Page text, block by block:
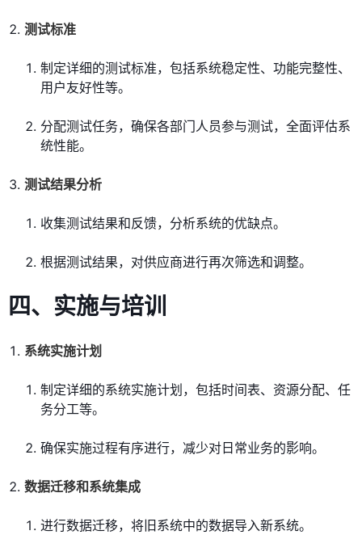
测试标准
制定详细的测试标准，包括系统稳定性、功能完整性、
用户友好性等。
分配测试任务，确保各部门人员参与测试，全面评估系
统性能。
测试结果分析
收集测试结果和反馈，分析系统的优缺点。
根据测试结果，对供应商进行再次筛选和调整。
四、实施与培训
系统实施计划
制定详细的系统实施计划，包括时间表、资源分配、任
务分工等。
确保实施过程有序进行，减少对日常业务的影响。
数据迁移和系统集成
进行数据迁移，将旧系统中的数据导入新系统。